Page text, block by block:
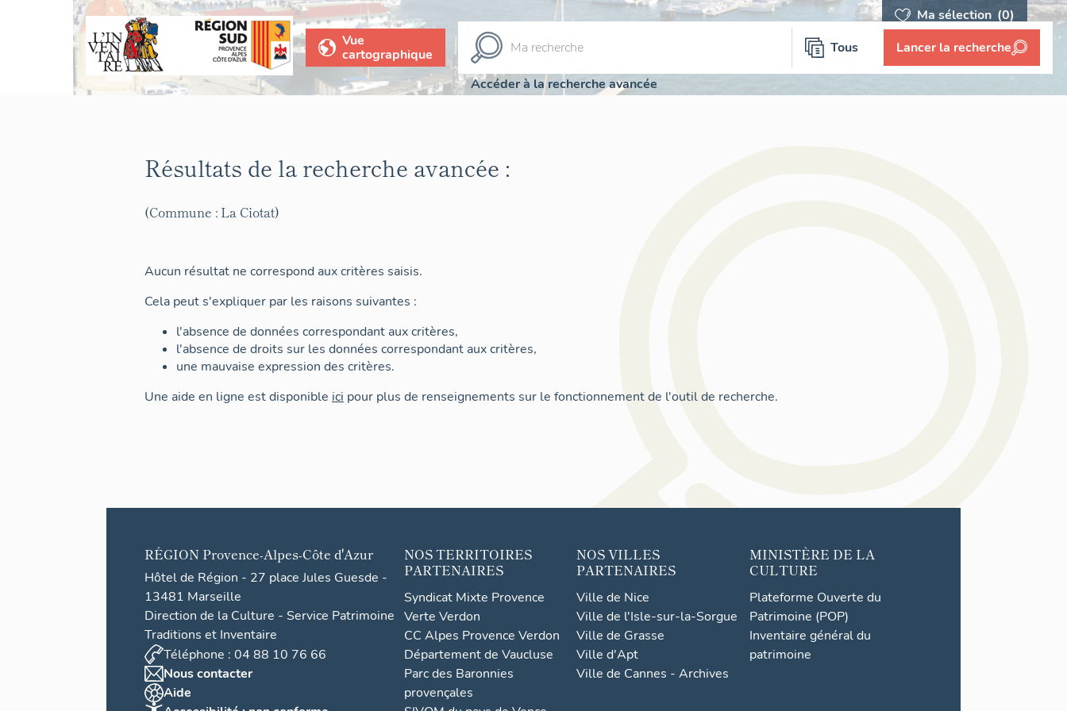
Ma sélection (0)
Vue
cartographique
Tous Lancer la recherche
Accéder à la recherche avancée
Résultats de la recherche avancée :
(Commune : La Ciotat)
Aucun résultat ne correspond aux critères saisis.
Cela peut s'expliquer par les raisons suivantes :
l'absence de données correspondant aux critères,
l'absence de droits sur les données correspondant aux critères,
une mauvaise expression des critères.
Une aide en ligne est disponible ici pour plus de renseignements sur le fonctionnement de l'outil de recherche.
RÉGION Provence-Alpes-Côte d'Azur
Hôtel de Région - 27 place Jules Guesde -
13481 Marseille
Direction de la Culture - Service Patrimoine
Traditions et Inventaire
Téléphone : 04 88 10 76 66
Nous contacter
Aide
NOS TERRITOIRES
PARTENAIRES
Syndicat Mixte Provence
Verte Verdon
CC Alpes Provence Verdon
Département de Vaucluse
Parc des Baronnies
provençales
NOS VILLES
PARTENAIRES
Ville de Nice
Ville de l'Isle-sur-la-Sorgue
Ville de Grasse
Ville d'Apt
Ville de Cannes - Archives
MINISTÈRE DE LA
CULTURE
Plateforme Ouverte du
Patrimoine (POP)
Inventaire général du
patrimoine